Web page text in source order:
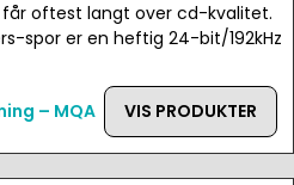
oftest langt over cd-kvalitet.
spor er en heftig 24-bit/192kHz
– MQA
VIS PRODUKTER